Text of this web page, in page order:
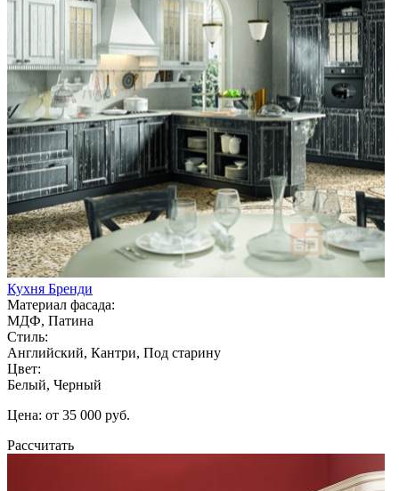
Кухня Бренди
Материал фасада:
МДФ, Патина
Стиль:
Английский, Кантри, Под старину
Цвет:
Белый, Черный
Цена: от 35 000 руб.
Рассчитать